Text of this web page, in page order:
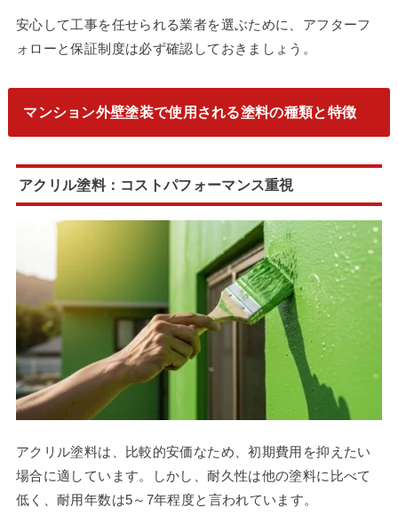
安心して工事を任せられる業者を選ぶために、アフターフ
ォローと保証制度は必ず確認しておきましょう。
マンション外壁塗装で使用される塗料の種類と特徴
アクリル塗料：コストパフォーマンス重視
アクリル塗料は、比較的安価なため、初期費用を抑えたい
場合に適しています。しかし、耐久性は他の塗料に比べて
低く、耐用年数は5～7年程度と言われています。